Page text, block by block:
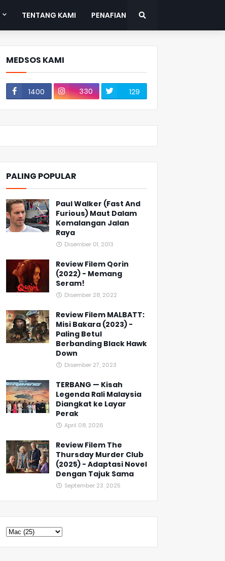
TENTANG KAMI PENAFIAN
MEDSOS KAMI
1400 330 129
PALING POPULAR
Paul Walker (Fast And
Furious) Maut Dalam
Kemalangan Jalan
Raya
Disember 01, 2013
Review Filem Qorin
(2022) - Memang
Seram!
Disember 28, 2022
Review Filem MALBATT:
Misi Bakara (2023) -
Paling Betul
Berbanding Black Hawk
Down
Disember 27, 2023
TERBANG — Kisah
Legenda Rali Malaysia
Diangkat ke Layar
Perak
April 08, 2026
Review Filem The
Thursday Murder Club
(2025) - Adaptasi Novel
Dengan Tajuk Sama
September 23, 2025